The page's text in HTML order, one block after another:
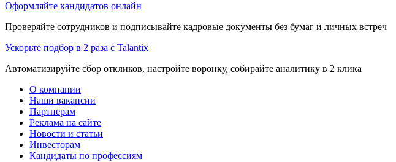
Оформляйте кандидатов онлайн
Проверяйте сотрудников и подписывайте кадровые документы без бумаг и личных встреч
Ускорьте подбор в 2 раза с Talantix
Автоматизируйте сбор откликов, настройте воронку, собирайте аналитику в 2 клика
О компании
Наши вакансии
Партнерам
Реклама на сайте
Новости и статьи
Инвесторам
Кандидаты по профессиям